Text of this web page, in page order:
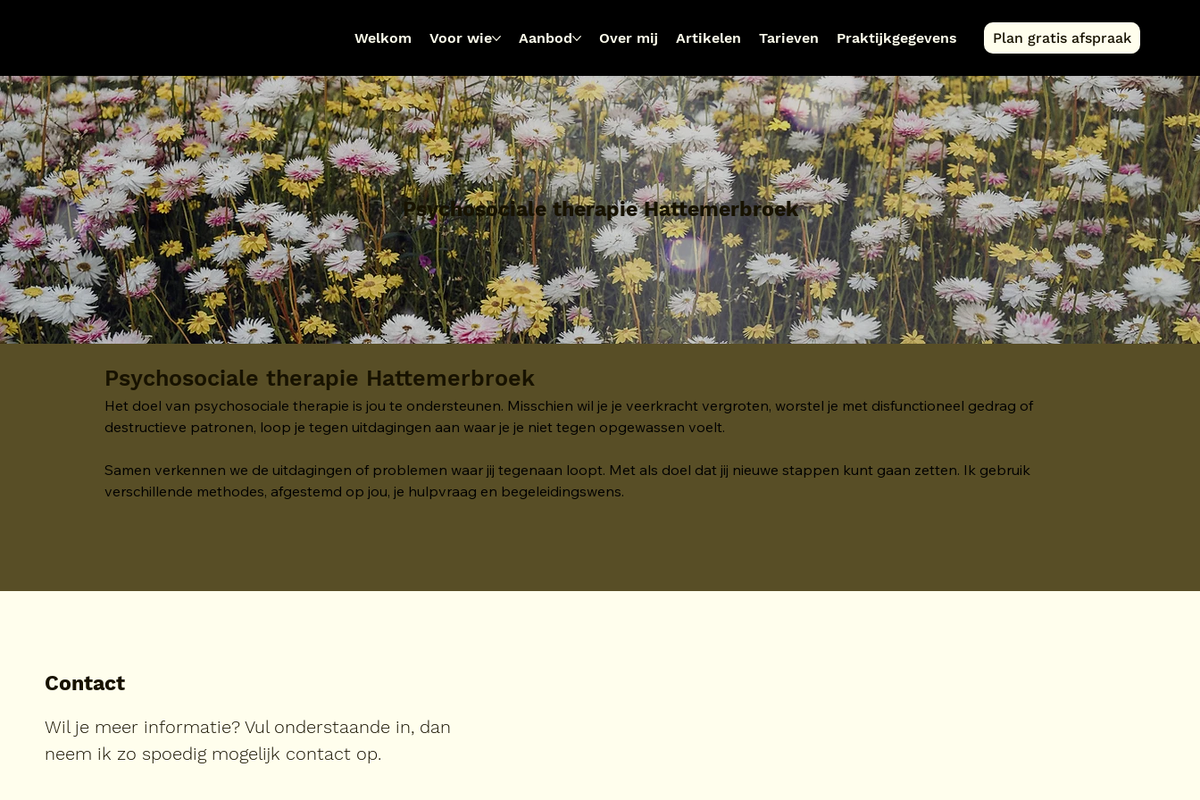
Welkom Voor wie Aanbod Over mij Artikelen Tarieven Praktijkgegevens Plan gratis afspraak
Psychosociale therapie Hattemerbroek
Psychosociale therapie Hattemerbroek
Het doel van psychosociale therapie is jou te ondersteunen. Misschien wil je je veerkracht vergroten, worstel je met disfunctioneel gedrag of
destructieve patronen, loop je tegen uitdagingen aan waar je je niet tegen opgewassen voelt.
Samen verkennen we de uitdagingen of problemen waar jij tegenaan loopt. Met als doel dat jij nieuwe stappen kunt gaan zetten. Ik gebruik
verschillende methodes, afgestemd op jou, je hulpvraag en begeleidingswens.
Contact
Wil je meer informatie? Vul onderstaande in, dan
neem ik zo spoedig mogelijk contact op.